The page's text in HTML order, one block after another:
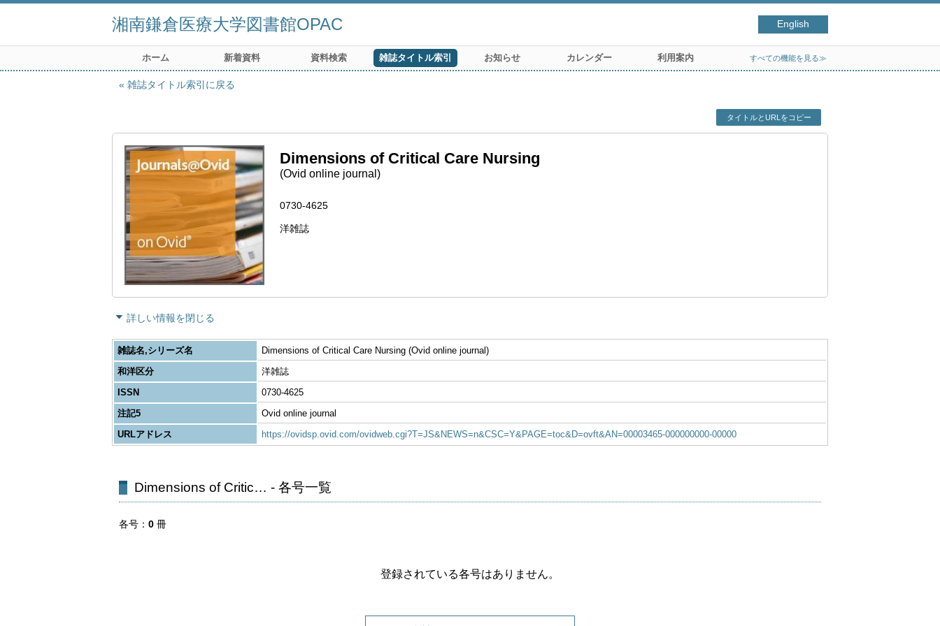
湘南鎌倉医療大学図書館OPAC English
ホーム 新着資料 資料検索 雑誌タイトル索引 お知らせ カレンダー 利用案内 すべての機能を見る≫
雑誌タイトル索引に戻る
タイトルとURLをコピー
Dimensions of Critical Care Nursing
(Ovid online journal)
0730-4625
洋雑誌
詳しい情報を閉じる
雑誌名,シリーズ名
Dimensions of Critical Care Nursing (Ovid online journal)
和洋区分
洋雑誌
ISSN
0730-4625
注記5
Ovid online journal
URLアドレス
https://ovidsp.ovid.com/ovidweb.cgi?T=JS&NEWS=n&CSC=Y&PAGE=toc&D=ovft&AN=00003465-000000000-00000
Dimensions of Critic… - 各号一覧
各号 0 冊
登録されている各号はありません。